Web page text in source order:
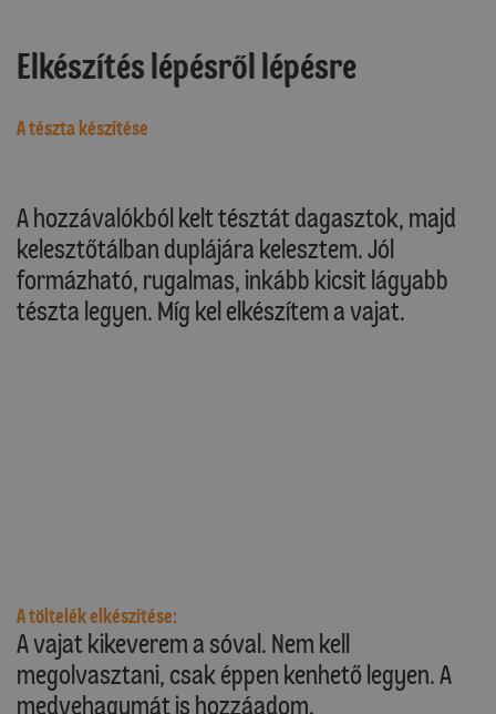
Elkészítés lépésről lépésre
A tészta készítése
A hozzávalókból kelt tésztát dagasztok, majd
kelesztőtálban duplájára kelesztem. Jól
formázható, rugalmas, inkább kicsit lágyabb
tészta legyen. Míg kel elkészítem a vajat.
A töltelék elkészítése:
A vajat kikeverem a sóval. Nem kell
megolvasztani, csak éppen kenhető legyen. A
medvehagymát is hozzáadom.